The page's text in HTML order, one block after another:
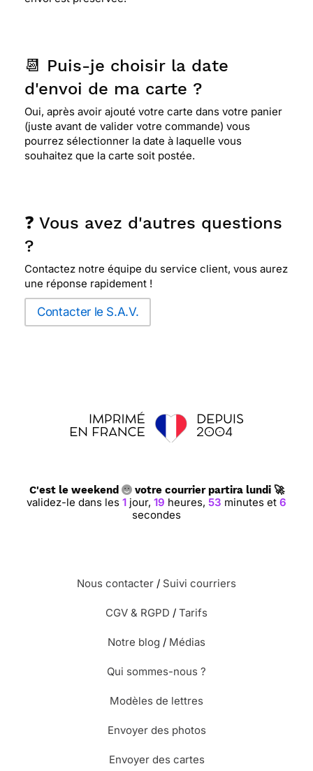
📆 Puis-je choisir la date
d'envoi de ma carte ?
Oui, après avoir ajouté votre carte dans votre panier
(juste avant de valider votre commande) vous
pourrez sélectionner la date à laquelle vous
souhaitez que la carte soit postée.
❓ Vous avez d'autres questions
?
Contactez notre équipe du service client, vous aurez
une réponse rapidement !
Contacter le S.A.V.
C'est le weekend votre courrier partira lundi 🚀
validez-le dans les 1 jour, 19 heures, 53 minutes et 6
secondes
Nous contacter / Suivi courriers
CGV & RGPD / Tarifs
Notre blog / Médias
Qui sommes-nous ?
Modèles de lettres
Envoyer des photos
Envoyer des cartes